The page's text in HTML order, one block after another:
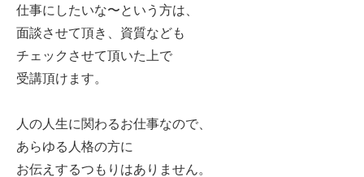
仕事にしたいな〜という方は、
面談させて頂き、資質なども
チェックさせて頂いた上で
受講頂けます。
人の人生に関わるお仕事なので、
あらゆる人格の方に
お伝えするつもりはありません。